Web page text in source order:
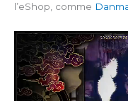
l’eShop, comme